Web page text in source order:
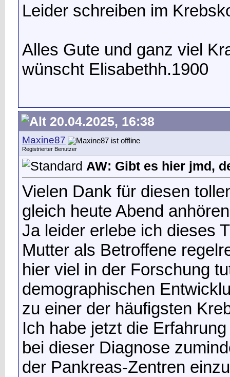
Leider schreiben im
Alles Gute und ganz viel
wünscht Elisabethh.1900
20.04.2025, 16:38
Maxine87
Registrierter Benutzer
AW: Gibt es hier jmd,
Vielen Dank für diesen
gleich heute Abend
Ja leider erlebe ich dieses
Mutter als Betroffene
hier viel in der Forschung
demographischen
zu einer der häufigsten
Ich habe jetzt die
bei dieser Diagnose
der Pankreas-Zentren